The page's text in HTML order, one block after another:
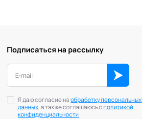
Подписаться на рассылку
Я даю согласие наобработку персональных
данных, а также соглашаюсь сполитикой
конфиденциальности